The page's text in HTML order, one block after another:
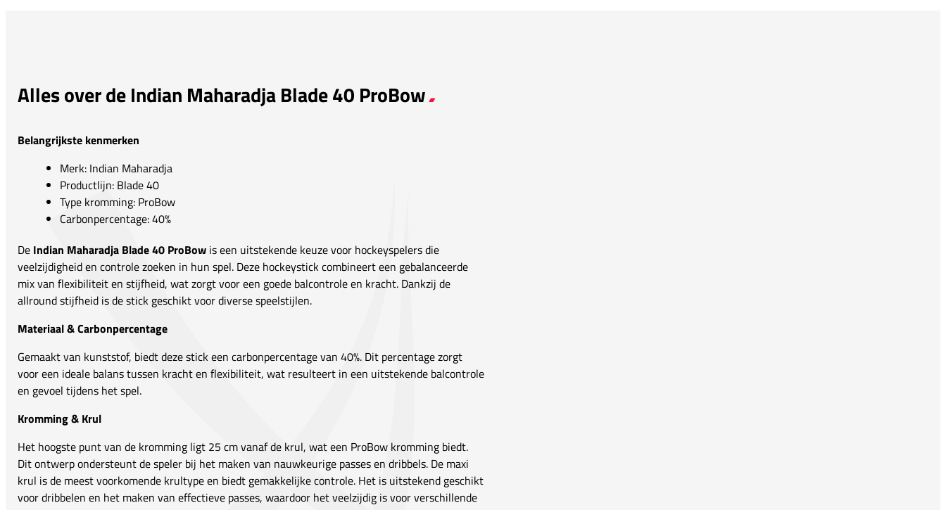
Alles over de Indian Maharadja Blade 40 ProBow
Belangrijkste kenmerken
Merk: Indian Maharadja
Productlijn: Blade 40
Type kromming: ProBow
Carbonpercentage: 40%
De Indian Maharadja Blade 40 ProBow is een uitstekende keuze voor hockeyspelers die
veelzijdigheid en controle zoeken in hun spel. Deze hockeystick combineert een gebalanceerde
mix van flexibiliteit en stijfheid, wat zorgt voor een goede balcontrole en kracht. Dankzij de
allround stijfheid is de stick geschikt voor diverse speelstijlen.
Materiaal & Carbonpercentage
Gemaakt van kunststof, biedt deze stick een carbonpercentage van 40%. Dit percentage zorgt
voor een ideale balans tussen kracht en flexibiliteit, wat resulteert in een uitstekende balcontrole
en gevoel tijdens het spel.
Kromming & Krul
Het hoogste punt van de kromming ligt 25 cm vanaf de krul, wat een ProBow kromming biedt.
Dit ontwerp ondersteunt de speler bij het maken van nauwkeurige passes en dribbels. De maxi
krul is de meest voorkomende krultype en biedt gemakkelijke controle. Het is uitstekend geschikt
voor dribbelen en het maken van effectieve passes, waardoor het veelzijdig is voor verschillende